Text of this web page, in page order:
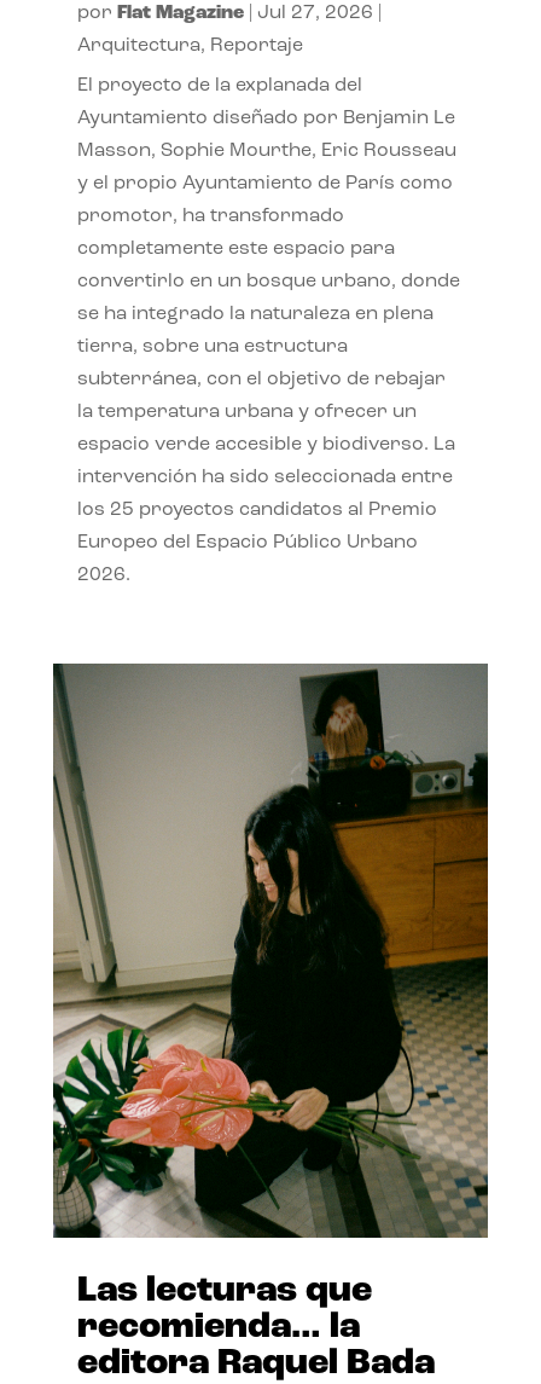
por Flat Magazine| Jul 27, 2026
Arquitectura, Reportaje
El proyecto de la explanada del
Ayuntamiento diseñado por Benjamin Le
Masson, Sophie Mourthe, Eric Rousseau
y el propio Ayuntamiento de París como
promotor, ha transformado
completamente este espacio para
convertirlo en un bosque urbano, donde
se ha integrado la naturaleza en plena
tierra, sobre una estructura
subterránea, con el objetivo de rebajar
la temperatura urbana y ofrecer un
espacio verde accesible y biodiverso. La
intervención ha sido seleccionada entre
los 25 proyectos candidatos al Premio
Europeo del Espacio Público Urbano
2026.
Las lecturas que
recomienda… la
editora Raquel Bada